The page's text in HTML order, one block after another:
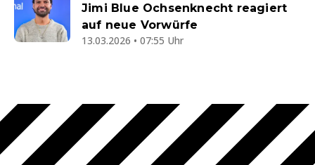
Jimi Blue Ochsenknecht reagiert
auf neue Vorwürfe
13.03.2026 • 07:55 Uhr